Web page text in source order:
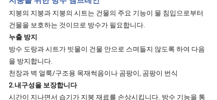
지붕의 지붕과 지붕의 시트는 건물의 주요 기능이 물 침입으로부터
건물을 보호하는 것이므로 방수가 필요합니다.
누출 방지
방수 도랑과 시트가 빗물이 건물 안으로 스며들지 않도록 하여 다음
을 방지합니다.
천장과 벽 얼룩/구조용 목재썩음이나 곰팡이, 곰팡이 번식
2.내구성을 보장합니다
시간이 지나면서 습기가 지붕 재료를 손상시킵니다. 방수 기능을 통